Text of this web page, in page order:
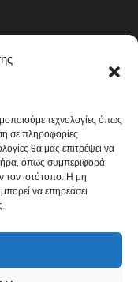
τεχνολογίες όπως
σε πληροφορίες
θα μας επιτρέψει να
όπως συμπεριφορά
τον ιστότοπο. Η μη
να επηρεάσει